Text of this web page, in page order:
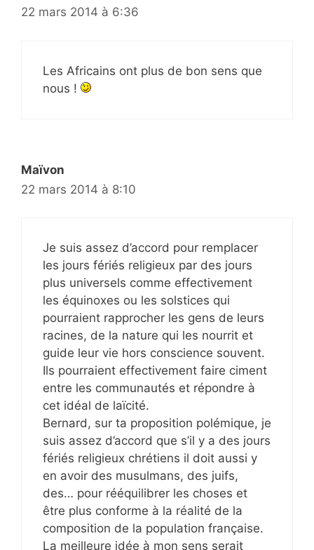
22 mars 2014 à 6:36
Les Africains ont plus de bon sens que
nous !
Maïvon
22 mars 2014 à 8:10
Je suis assez d’accord pour remplacer
les jours fériés religieux par des jours
plus universels comme effectivement
les équinoxes ou les solstices qui
pourraient rapprocher les gens de leurs
racines, de la nature qui les nourrit et
guide leur vie hors conscience souvent.
Ils pourraient effectivement faire ciment
entre les communautés et répondre à
cet idéal de laïcité.
Bernard, sur ta proposition polémique, je
suis assez d’accord que s’il y a des jours
fériés religieux chrétiens il doit aussi y
en avoir des musulmans, des juifs,
des… pour rééquilibrer les choses et
être plus conforme à la réalité de la
composition de la population française.
La meilleure idée à mon sens serait